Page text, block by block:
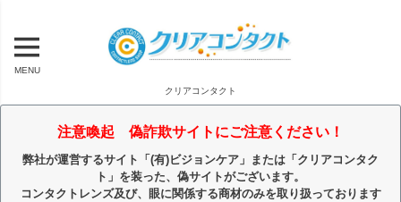
MENU
クリアコンタクト
注意喚起 偽詐欺サイトにご注意ください！
弊社が運営するサイト「(有)ビジョンケア」または「クリアコンタク
ト」を装った、偽サイトがございます。
コンタクトレンズ及び、眼に関係する商材のみを取り扱っております